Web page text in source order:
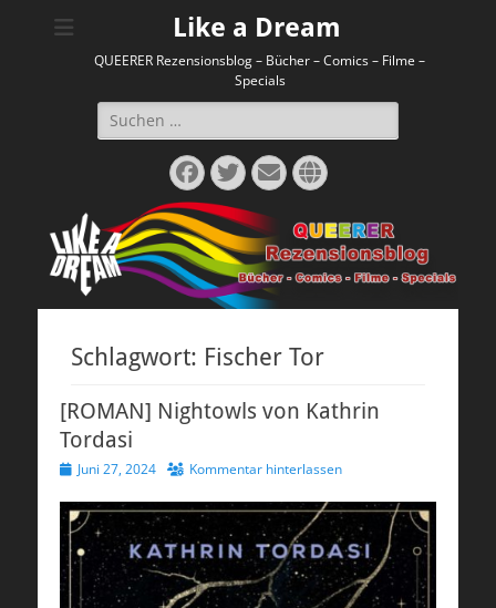
Like a Dream
QUEERER Rezensionsblog – Bücher – Comics – Filme –
Specials
Suchen
nach:
Facebook
Twitter
E-
Mail
Website
Schlagwort: Fischer Tor
[ROMAN] Nightowls von Kathrin
Tordasi
Veröffentlicht
Juni 27, 2024 Kommentar hinterlassen